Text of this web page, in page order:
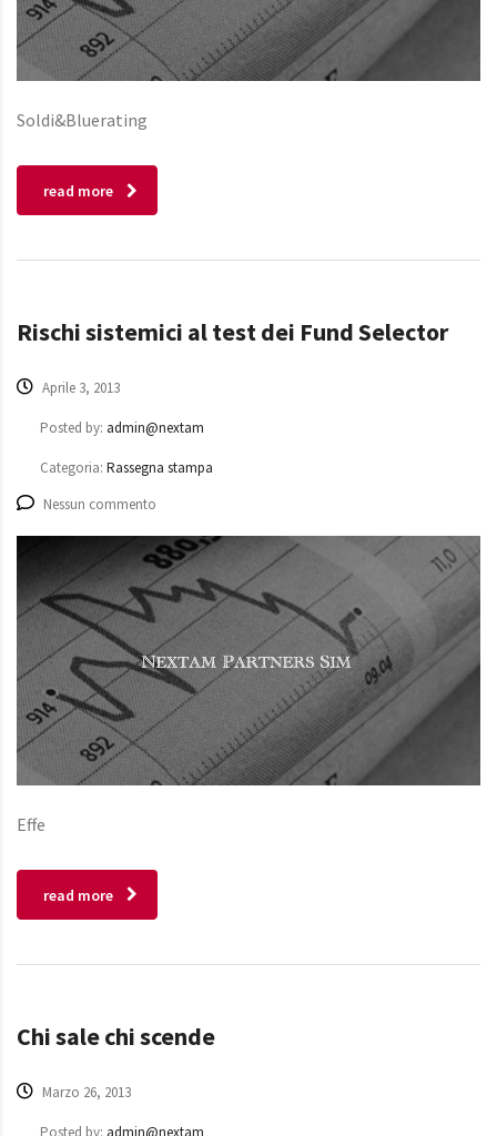
Soldi&Bluerating
read more
Rischi sistemici al test dei Fund Selector
Aprile 3, 2013
Posted by: admin@nextam
Categoria: Rassegna stampa
Nessun commento
Effe
read more
Chi sale chi scende
Marzo 26, 2013
Posted by: admin@nextam